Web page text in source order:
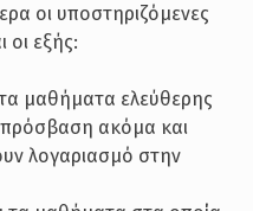
οι υποστηριζόμενες
οι εξής:
μαθήματα ελεύθερης
ακόμα και
λογαριασμό στην